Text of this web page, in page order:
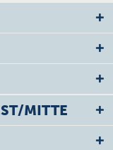
MITTE